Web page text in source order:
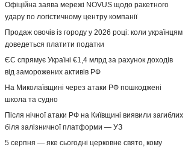
Офіційна заява мережі NOVUS щодо ракетного
удару по логістичному центру компанії
Продаж овочів із городу у 2026 році: коли українцям
доведеться платити податки
ЄС спрямує Україні €1,4 млрд за рахунок доходів
від заморожених активів РФ
На Миколаївщині через атаки РФ пошкоджені
школа та судно
Після нічної атаки РФ на Київщині виявили загиблих
біля залізничної платформи — УЗ
5 серпня — яке сьогодні церковне свято, кому